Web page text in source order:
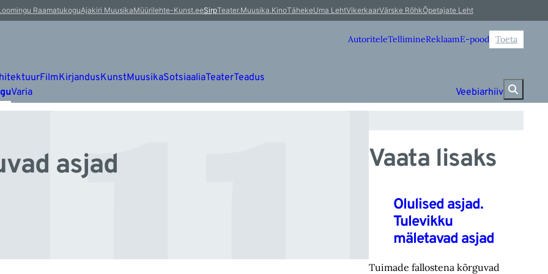
RaamatukoguAjakiri MuusikaMüürilehte-Kunst.eeSirpTeater.Muusika.KinoTähekeUma LehtVikerkaarVärske RõhkÕpetajate Leht
AutoriteleTellimineReklaamE-pood Toeta
FilmKirjandusKunstMuusikaSotsiaaliaTeaterTeadus
Varia Veebiarhiiv
asjad Vaata lisaks
Olulised asjad.
Tulevikku
mäletavad asjad
Tuimade fallostena kõrguvad